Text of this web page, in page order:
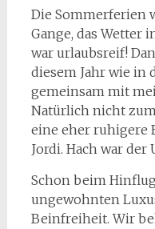
Die Sommerferien
Gange, das Wetter
war urlaubsreif!
diesem Jahr wie in
gemeinsam mit
Natürlich nicht
eine eher ruhigere
Jordi. Hach war der
Schon beim
ungewohnten
Beinfreiheit. Wir